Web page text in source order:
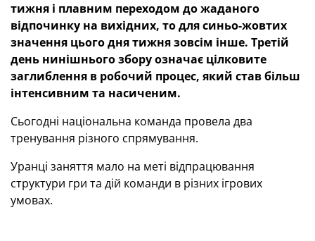
тижня і плавним переходом до жаданого
відпочинку на вихідних, то для синьо-жовтих
значення цього дня тижня зовсім інше. Третій
день нинішнього збору означає цілковите
заглиблення в робочий процес, який став більш
інтенсивним та насиченим.
Сьогодні національна команда провела два
тренування різного спрямування.
Уранці заняття мало на меті відпрацювання
структури гри та дій команди в різних ігрових
умовах.